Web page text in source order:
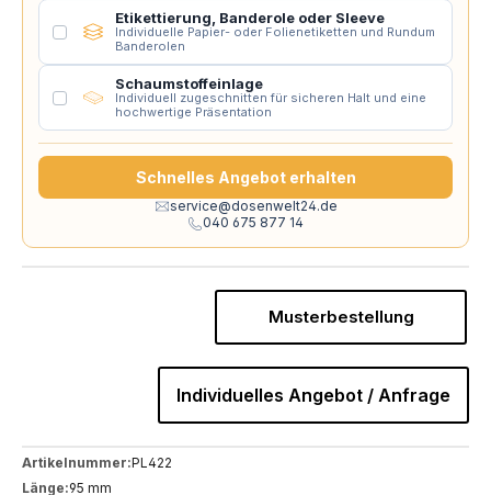
Etikettierung, Banderole oder Sleeve
Individuelle Papier- oder Folienetiketten und Rundum
Banderolen
Schaumstoffeinlage
Individuell zugeschnitten für sicheren Halt und eine
hochwertige Präsentation
Schnelles Angebot erhalten
service@dosenwelt24.de
040 675 877 14
Musterbestellung
Individuelles Angebot / Anfrage
Artikelnummer:PL422
Länge:95 mm